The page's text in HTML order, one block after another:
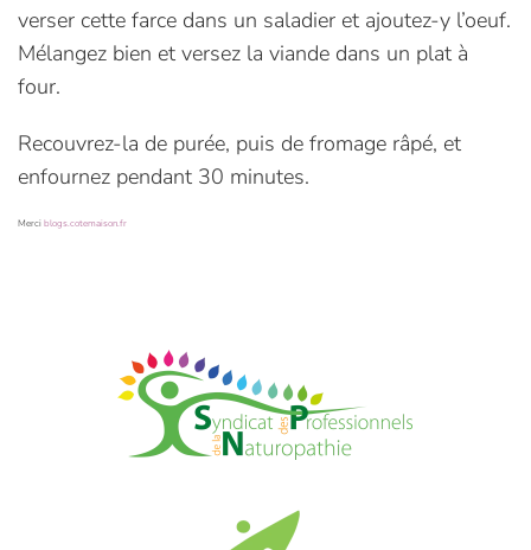
verser cette farce dans un saladier et ajoutez-y l’oeuf.
Mélangez bien et versez la viande dans un plat à
four.
Recouvrez-la de purée, puis de fromage râpé, et
enfournez pendant 30 minutes.
Merciblogs.cotemaison.fr